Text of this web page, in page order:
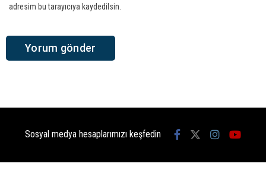
adresim bu tarayıcıya kaydedilsin.
Sosyal medya hesaplarımızı keşfedin